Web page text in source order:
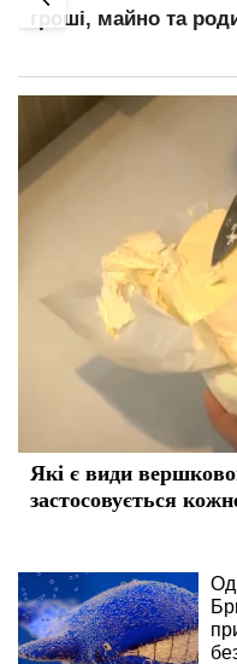
з чоловіків
Які є види
застосовується